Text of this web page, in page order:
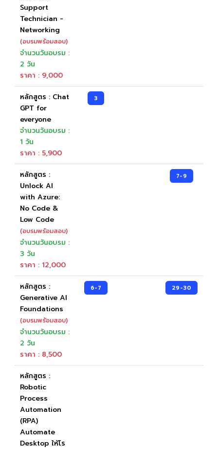
Support
Technician -
Networking
(อบรมพร้อมสอบ)
จำนวนวันอบรม :
2 วัน
ราคา : 9,000
หลักสูตร : Chat
GPT for
everyone
จำนวนวันอบรม :
1 วัน
ราคา : 5,900
3
หลักสูตร :
Unlock AI
with Azure:
No Code &
Low Code
(อบรมพร้อมสอบ)
จำนวนวันอบรม :
3 วัน
ราคา : 12,000
7-9
หลักสูตร :
Generative AI
Foundations
(อบรมพร้อมสอบ)
จำนวนวันอบรม :
2 วัน
ราคา : 8,500
6-7 29-30
หลักสูตร :
Robotic
Process
Automation
(RPA)
Automate
Desktop ให้โร